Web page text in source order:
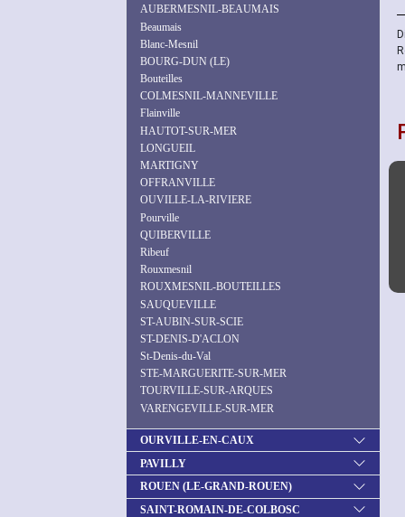
AUBERMESNIL-BEAUMAIS
Beaumais
Blanc-Mesnil
BOURG-DUN (LE)
Bouteilles
COLMESNIL-MANNEVILLE
Flainville
HAUTOT-SUR-MER
LONGUEIL
MARTIGNY
OFFRANVILLE
OUVILLE-LA-RIVIERE
Pourville
QUIBERVILLE
Ribeuf
Rouxmesnil
ROUXMESNIL-BOUTEILLES
SAUQUEVILLE
ST-AUBIN-SUR-SCIE
ST-DENIS-D'ACLON
St-Denis-du-Val
STE-MARGUERITE-SUR-MER
TOURVILLE-SUR-ARQUES
VARENGEVILLE-SUR-MER
OURVILLE-EN-CAUX
PAVILLY
ROUEN (LE-GRAND-ROUEN)
SAINT-ROMAIN-DE-COLBOSC